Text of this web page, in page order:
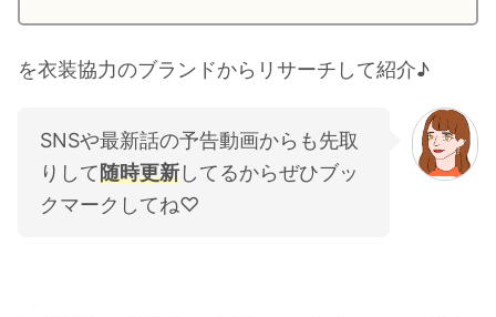
を衣装協力のブランドからリサーチして紹介♪
SNSや最新話の予告動画からも先取
りして随時更新してるからぜひブッ
クマークしてね♡